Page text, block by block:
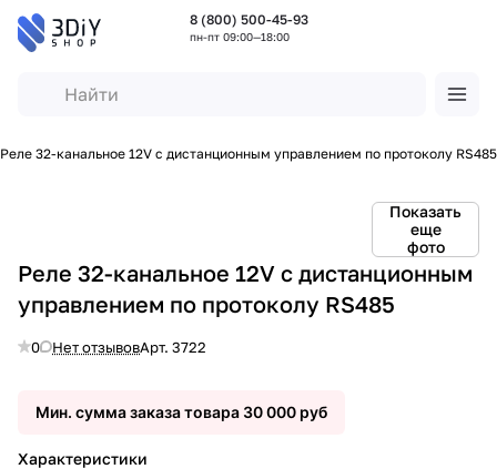
8 (800) 500-45-93
пн-пт 09:00—18:00
Реле 32-канальное 12V с дистанционным управлением по протоколу RS485
Показать
еще
фото
Реле 32-канальное 12V с дистанционным
управлением по протоколу RS485
0 Нет отзывовАрт. 3722
Мин. сумма заказа товара 30 000 руб
Характеристики